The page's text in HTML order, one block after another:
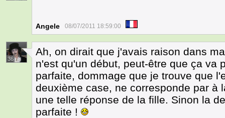
Angele 08/07/2011 18:59:00
36
Ah, on dirait que j'avais raison dans
n'est qu'un début, peut-être que ça va
parfaite, dommage que je trouve que
deuxième case, ne corresponde par à
une telle réponse de la fille. Sinon la
parfaite !